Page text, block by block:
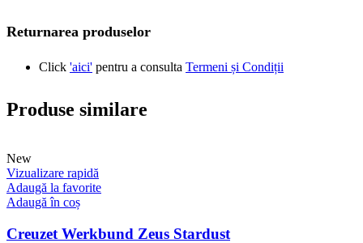
Returnarea produselor
Click 'aici' pentru a consulta Termeni și Condiții
Produse similare
New
Vizualizare rapidă
Adaugă la favorite
Adaugă în coș
Creuzet Werkbund Zeus Stardust